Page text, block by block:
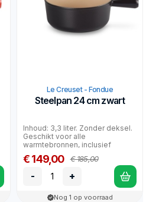
Le Creuset - Fondue
Steelpan 24 cm zwart
Inhoud: 3,3 liter. Zonder deksel.
Geschikt voor alle
warmtebronnen, inclusief
€ 149,00 € 185,00
- +
Nog 1 op voorraad